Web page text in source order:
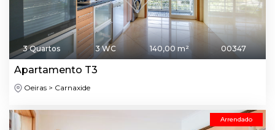
3 Quartos 3 WC 140,00 m² 00347
Apartamento T3
Oeiras > Carnaxide
Arrendado